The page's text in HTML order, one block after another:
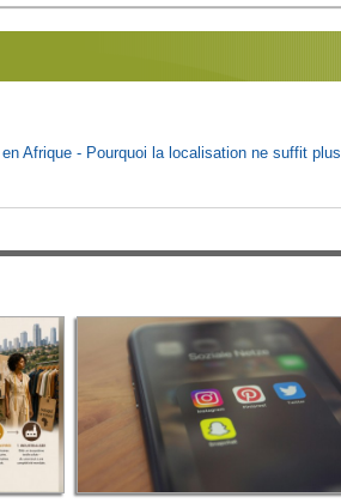
Afrique - Pourquoi la localisation ne suffit plus